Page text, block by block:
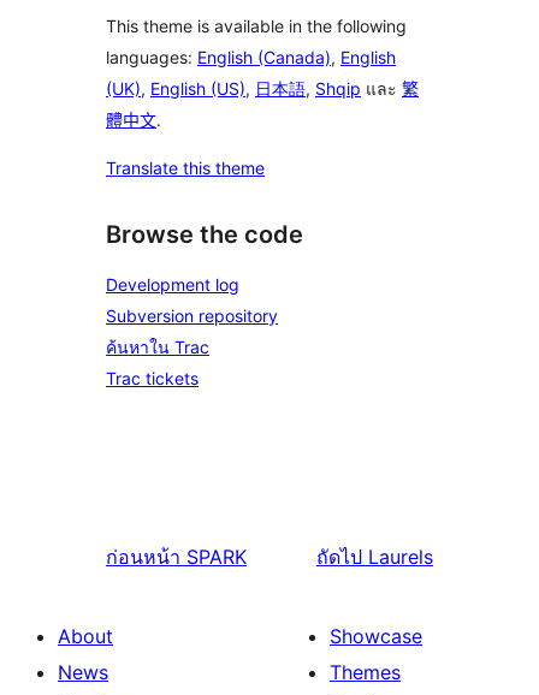
This theme is available in the following
languages: English (Canada), English
(UK), English (US), 日本語, Shqip และ 繁
體中文.
Translate this theme
Browse the code
Development log
Subversion repository
ค้นหาใน Trac
Trac tickets
ก่อนหน้า SPARK ถัดไป Laurels
About
News
Showcase
Themes